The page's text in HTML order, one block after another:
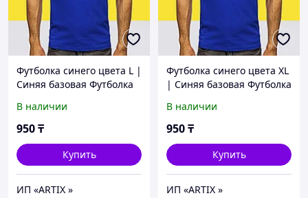
Футболка синего цвета L |
Синяя базовая Футболка
Футболка васильковая
унисекс под принт
В наличии
950₸
Купить
ИП «ARTIX »
Футболка синего цвета XL
| Синяя базовая Футболка
Футболка васильковая
унисекс под принт
В наличии
950₸
Купить
ИП «ARTIX »